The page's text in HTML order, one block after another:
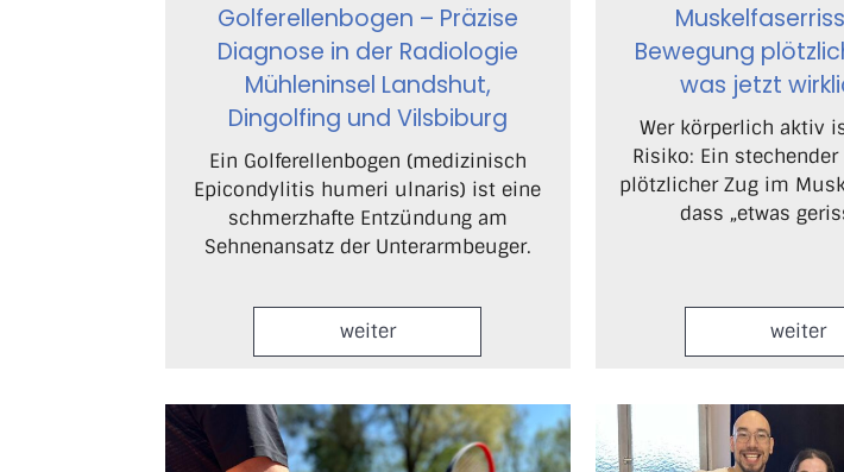
Golferellenbogen – Präzise
Diagnose in der Radiologie
Mühleninsel Landshut,
Dingolfing und Vilsbiburg
Ein Golferellenbogen (medizinisch
Epicondylitis humeri ulnaris) ist eine
schmerzhafte Entzündung am
Sehnenansatz der Unterarmbeuger.
weiter
Bewegung
was jetzt
Wer körperlich aktiv
Risiko: Ein
plötzlicher Zug im
dass „etwas
weiter